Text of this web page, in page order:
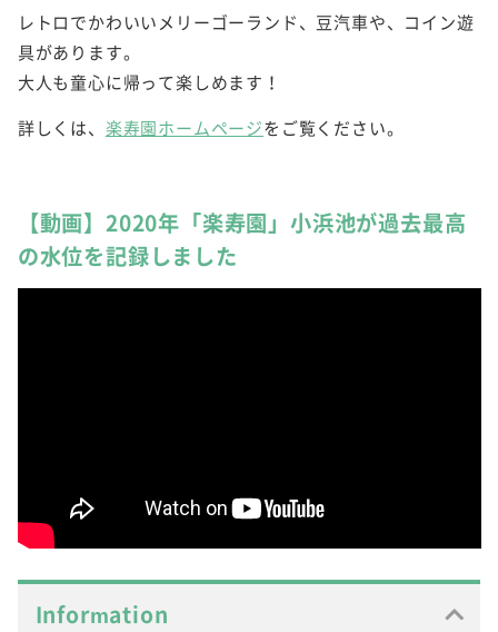
レトロでかわいいメリーゴーランド、豆汽車や、コイン遊
具があります。
大人も童心に帰って楽しめます！
詳しくは、 楽寿園ホームページをご覧ください。
【動画】2020年「楽寿園」小浜池が過去最高
の水位を記録しました
Information